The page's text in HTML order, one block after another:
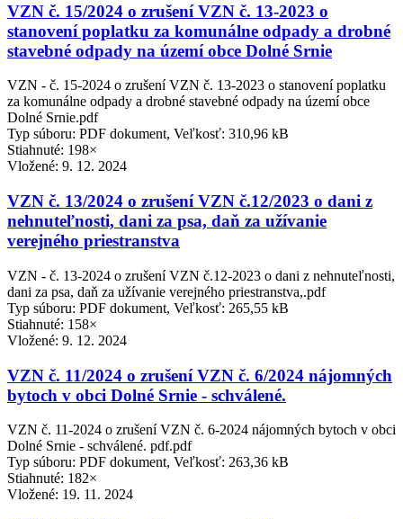
VZN č. 15/2024 o zrušení VZN č. 13-2023 o
stanovení poplatku za komunálne odpady a drobné
stavebné odpady na území obce Dolné Srnie
VZN - č. 15-2024 o zrušení VZN č. 13-2023 o stanovení poplatku
za komunálne odpady a drobné stavebné odpady na území obce
Dolné Srnie.pdf
Typ súboru: PDF dokument, Veľkosť: 310,96 kB
Stiahnuté: 198×
Vložené: 9. 12. 2024
VZN č. 13/2024 o zrušení VZN č.12/2023 o dani z
nehnuteľnosti, dani za psa, daň za užívanie
verejného priestranstva
VZN - č. 13-2024 o zrušení VZN č.12-2023 o dani z nehnuteľnosti,
dani za psa, daň za užívanie verejného priestranstva,.pdf
Typ súboru: PDF dokument, Veľkosť: 265,55 kB
Stiahnuté: 158×
Vložené: 9. 12. 2024
VZN č. 11/2024 o zrušení VZN č. 6/2024 nájomných
bytoch v obci Dolné Srnie - schválené.
VZN č. 11-2024 o zrušení VZN č. 6-2024 nájomných bytoch v obci
Dolné Srnie - schválené. pdf.pdf
Typ súboru: PDF dokument, Veľkosť: 263,36 kB
Stiahnuté: 182×
Vložené: 19. 11. 2024